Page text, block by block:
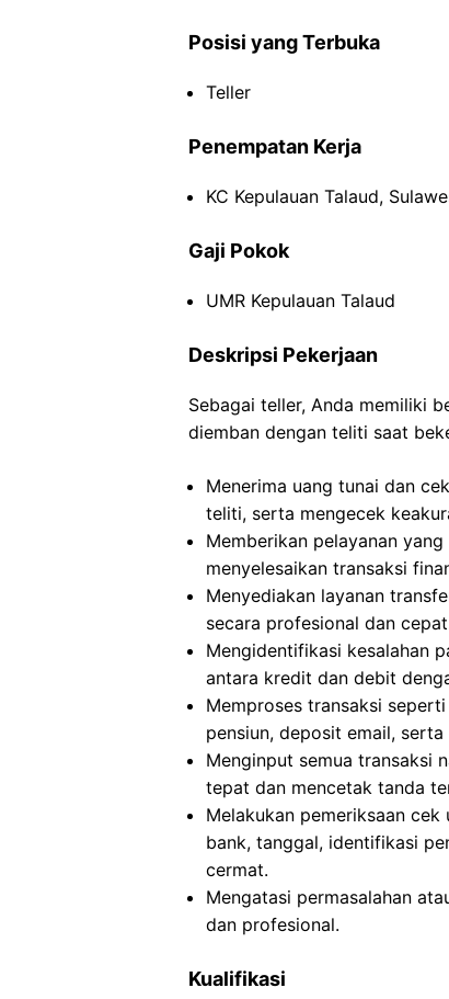
Posisi yang Terbuka
Teller
Penempatan Kerja
KC Kepulauan Talaud,
Gaji Pokok
UMR Kepulauan Talaud
Deskripsi Pekerjaan
Sebagai teller, Anda memiliki
diemban dengan teliti saat
Menerima uang tunai dan
teliti, serta mengecek
Memberikan pelayanan
menyelesaikan transaksi
Menyediakan layanan
secara profesional dan
Mengidentifikasi kesalahan
antara kredit dan debit
Memproses transaksi
pensiun, deposit email,
Menginput semua transaksi
tepat dan mencetak tanda
Melakukan pemeriksaan
bank, tanggal, identifikasi
cermat.
Mengatasi permasalahan
dan profesional.
Kualifikasi